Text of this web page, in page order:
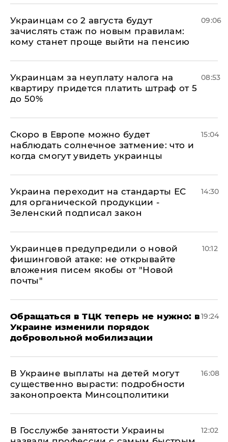
Украинцам со 2 августа будут
зачислять стаж по новым правилам:
кому станет проще выйти на пенсию
09:06
Украинцам за неуплату налога на
квартиру придется платить штраф от 5
до 50%
08:53
Скоро в Европе можно будет
наблюдать солнечное затмение: что и
когда смогут увидеть украинцы
15:04
Украина переходит на стандарты ЕС
для органической продукции -
Зеленский подписал закон
14:30
Украинцев предупредили о новой
фишинговой атаке: не открывайте
вложения писем якобы от "Новой
почты"
10:12
Обращаться в ТЦК теперь не нужно: в
Украине изменили порядок
добровольной мобилизации
19:24
В Украине выплаты на детей могут
существенно вырасти: подробности
законопроекта Минсоцполитики
16:08
В Госслужбе занятости Украины
12:02